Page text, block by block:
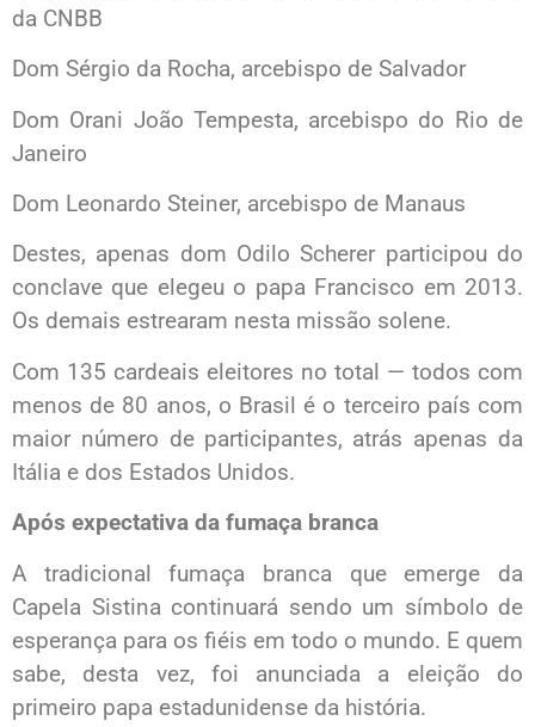
da CNBB
Dom Sérgio da Rocha, arcebispo de Salvador
Dom Orani João Tempesta, arcebispo do Rio de
Janeiro
Dom Leonardo Steiner, arcebispo de Manaus
Destes, apenas dom Odilo Scherer participou do
conclave que elegeu o papa Francisco em 2013.
Os demais estrearam nesta missão solene.
Com 135 cardeais eleitores no total — todos com
menos de 80 anos, o Brasil é o terceiro país com
maior número de participantes, atrás apenas da
Itália e dos Estados Unidos.
Após expectativa da fumaça branca
A tradicional fumaça branca que emerge da
Capela Sistina continuará sendo um símbolo de
esperança para os fiéis em todo o mundo. E quem
sabe, desta vez, foi anunciada a eleição do
primeiro papa estadunidense da história.